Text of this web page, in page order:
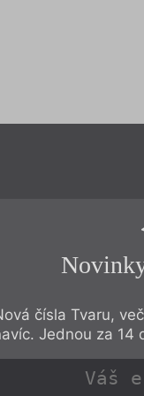
čísla Tvaru,
Jednou za 14